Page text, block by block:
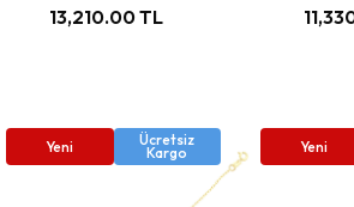
13,210.00 TL
Yeni Ücretsiz
Kargo Yeni